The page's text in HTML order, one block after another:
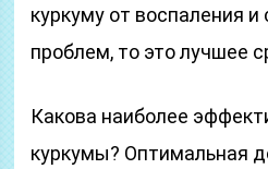
куркуму от воспаления
проблем, то это лучшее
Какова наиболее
куркумы? Оптимальная